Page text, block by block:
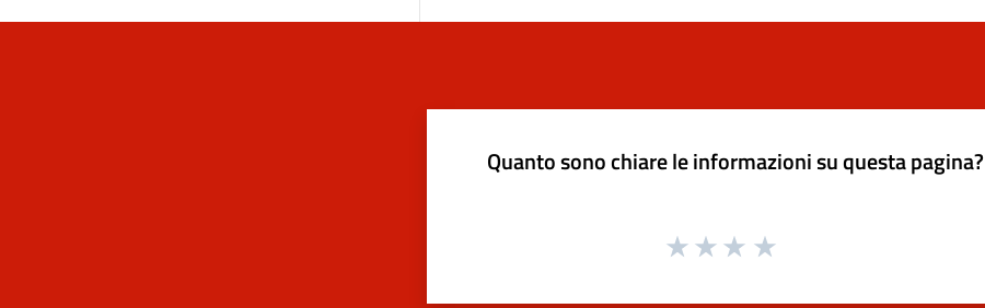
Quanto sono chiare le informazioni su questa pagina?